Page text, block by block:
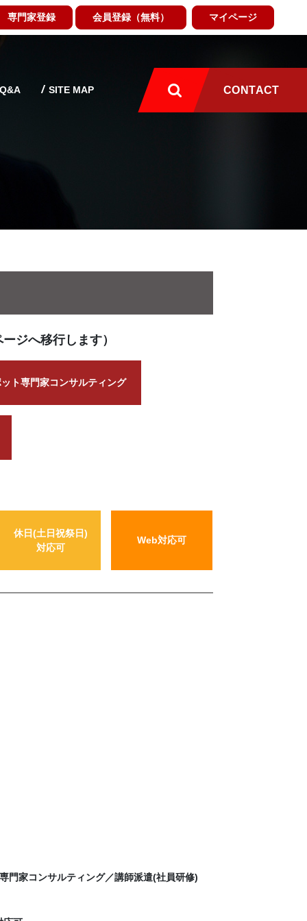
専門家登録 会員登録（無料） マイページ
SITE MAP CONTACT
ジへ移行します）
ト専門家コンサルティング
休日(土日祝祭日)
対応可
Web対応可
門家コンサルティング／講師派遣(社員研修)